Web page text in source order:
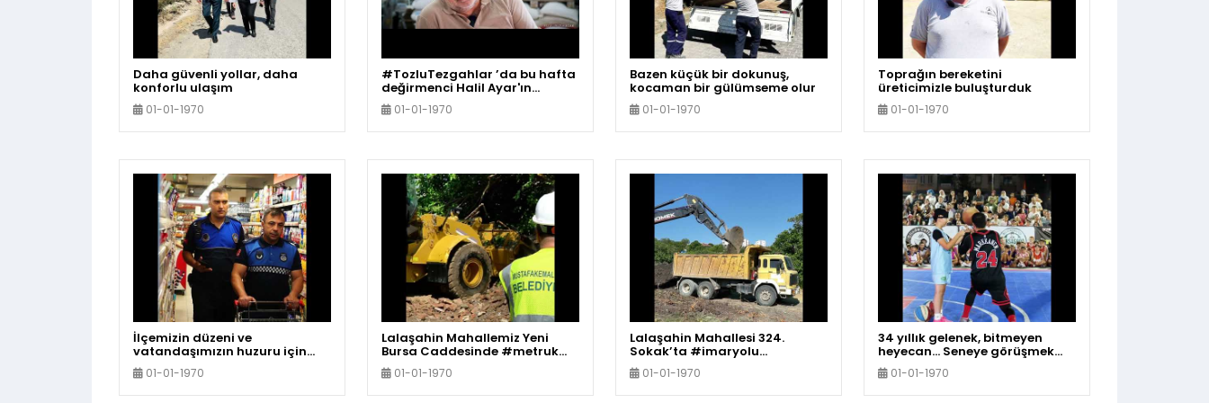
Daha güvenli yollar, daha
konforlu ulaşım
01-01-1970
#TozluTezgahlar ’da bu hafta
değirmenci Halil Ayar'ın
hikayesine konuk oluyoruz..
01-01-1970
Bazen küçük bir dokunuş,
kocaman bir gülümseme olur
01-01-1970
Toprağın bereketini
üreticimizle buluşturduk
01-01-1970
İlçemizin düzeni ve
vatandaşımızın huzuru için
görev yapan #Zabıta
Müdürlüğümüz, daima
yanınızda
01-01-1970
Lalaşahin Mahallemiz Yeni
Bursa Caddesinde #metruk
binaların yıkımını
gerçekleştirdik
01-01-1970
Lalaşahin Mahallesi 324.
Sokak’ta #imaryolu
çalışmalarımızı sürdürüyoruz
01-01-1970
34 yıllık gelenek, bitmeyen
heyecan… Seneye görüşmek
üzere
01-01-1970